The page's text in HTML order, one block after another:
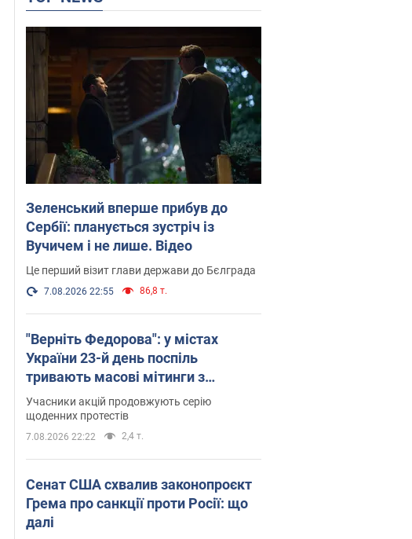
Зеленський вперше прибув до
Сербії: планується зустріч із
Вучичем і не лише. Відео
Це перший візит глави держави до Бєлграда
7.08.2026 22:55 86,8 т.
"Верніть Федорова": у містах
України 23-й день поспіль
тривають масові мітинги з
картонками. Фото і відео
Учасники акцій продовжують серію
щоденних протестів
7.08.2026 22:22 2,4 т.
Сенат США схвалив законопроєкт
Грема про санкції проти Росії: що
далі